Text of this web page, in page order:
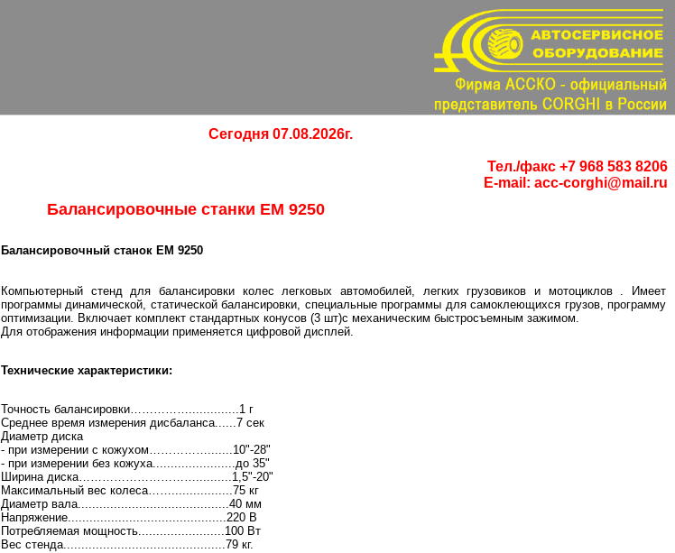
Сегодня 07.08.2026г.
Тел./факс +7 968 583 8206
E-mail: acc-corghi@mail.ru
Балансировочные станки ЕМ 9250
Балансировочный станок EM 9250
Компьютерный стенд для балансировки колес легковых автомобилей, легких грузовиков и мотоциклов . Имеет
программы динамической, статической балансировки, специальные программы для самоклеющихся грузов, программу
оптимизации. Включает комплект стандартных конусов (3 шт)с механическим быстросъемным зажимом.
Для отображения информации применяется цифровой дисплей.
Технические характеристики:
Точность балансировки……………..............1 г
Среднее время измерения дисбаланса......7 сек
Диаметр диска
- при измерении с кожухом…………….......10"-28"
- при измерении без кожуха.......................до 35"
Ширина диска…………………………..........1,5"-20"
Максимальный вес колеса…….................75 кг
Диаметр вала..........................................40 мм
Напряжение............................................220 В
Потребляемая мощность........................100 Вт
Вес стенда.............................................79 кг.